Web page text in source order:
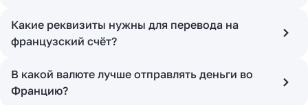
Какие реквизиты нужны для перевода на
французский счёт?
В какой валюте лучше отправлять деньги во
Францию?